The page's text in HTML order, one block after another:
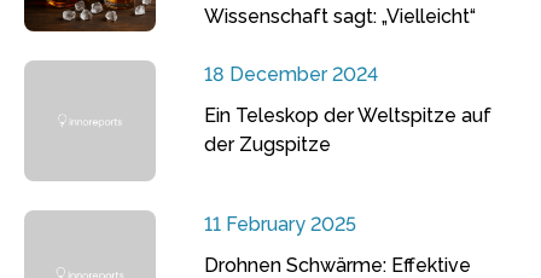
Wissenschaft sagt: „Vielleicht“
18 December 2024
Ein Teleskop der Weltspitze auf
der Zugspitze
11 February 2025
Drohnen Schwärme: Effektive